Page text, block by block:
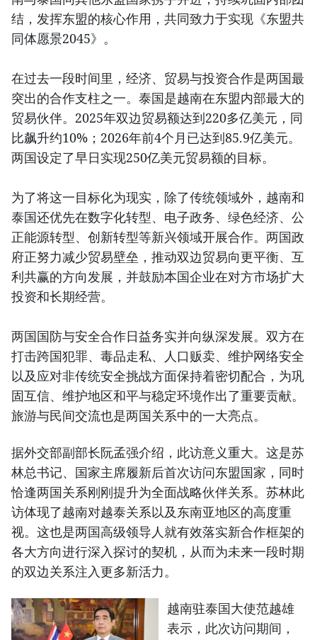
结，发挥东盟的核心作用，共同致力于实现《东盟共
同体愿景2045》。
在过去一段时间里，经济、贸易与投资合作是两国最
突出的合作支柱之一。泰国是越南在东盟内部最大的
贸易伙伴。2025年双边贸易额达到220多亿美元，同
比飙升约10%；2026年前4个月已达到85.9亿美元。
两国设定了早日实现250亿美元贸易额的目标。
为了将这一目标化为现实，除了传统领域外，越南和
泰国还优先在数字化转型、电子政务、绿色经济、公
正能源转型、创新转型等新兴领域开展合作。两国政
府正努力减少贸易壁垒，推动双边贸易向更平衡、互
利共赢的方向发展，并鼓励本国企业在对方市场扩大
投资和长期经营。
两国国防与安全合作日益务实并向纵深发展。双方在
打击跨国犯罪、毒品走私、人口贩卖、维护网络安全
以及应对非传统安全挑战方面保持着密切配合，为巩
固互信、维护地区和平与稳定环境作出了重要贡献。
旅游与民间交流也是两国关系中的一大亮点。
据外交部副部长阮孟强介绍，此访意义重大。这是苏
林总书记、国家主席履新后首次访问东盟国家，同时
恰逢两国关系刚刚提升为全面战略伙伴关系。苏林此
访体现了越南对越泰关系以及东南亚地区的高度重
视。这也是两国高级领导人就有效落实新合作框架的
各大方向进行深入探讨的契机，从而为未来一段时期
的双边关系注入更多新活力。
越南驻泰国大使范越雄
表示，此次访问期间，